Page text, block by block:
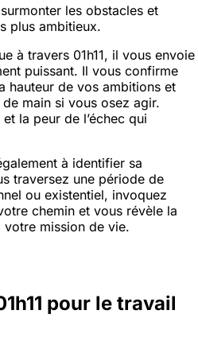
les obstacles et
plus ambitieux.
à travers 01h11, il vous envoie
puissant. Il vous confirme
hauteur de vos ambitions et
main si vous osez agir.
la peur de l’échec qui
à identifier sa
traversez une période de
ou existentiel, invoquez
chemin et vous révèle la
mission de vie.
pour le travail